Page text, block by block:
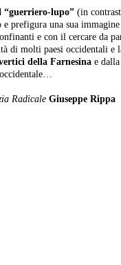
“guerriero-lupo” (in
prefigura una sua
e con il cercare da
di molti paesi occidentali e
della Farnesina e
Radicale Giuseppe Rippa